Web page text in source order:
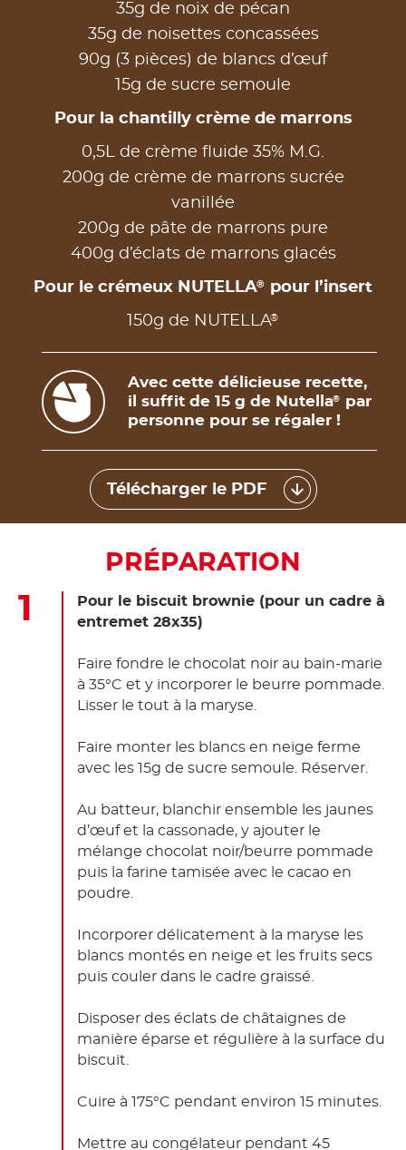
35g de noix de pécan
35g de noisettes concassées
90g (3 pièces) de blancs d’œuf
15g de sucre semoule
Pour la chantilly crème de marrons
0,5L de crème fluide 35% M.G.
200g de crème de marrons sucrée
vanillée
200g de pâte de marrons pure
400g d’éclats de marrons glacés
Pour le crémeux NUTELLA® pour l’insert
150g de NUTELLA®
Avec cette délicieuse recette,
il suffit de 15 g de Nutella®
par
personne pour se régaler !
Télécharger le PDF
PRÉPARATION
Pour le biscuit brownie (pour un cadre à
entremet 28x35)
Faire fondre le chocolat noir au bain-marie
à 35°C et y incorporer le beurre pommade.
Lisser le tout à la maryse.
Faire monter les blancs en neige ferme
avec les 15g de sucre semoule. Réserver.
Au batteur, blanchir ensemble les jaunes
d’œuf et la cassonade, y ajouter le
mélange chocolat noir/beurre pommade
puis la farine tamisée avec le cacao en
poudre.
Incorporer délicatement à la maryse les
blancs montés en neige et les fruits secs
puis couler dans le cadre graissé.
Disposer des éclats de châtaignes de
manière éparse et régulière à la surface du
biscuit.
Cuire à 175°C pendant environ 15 minutes.
Mettre au congélateur pendant 45